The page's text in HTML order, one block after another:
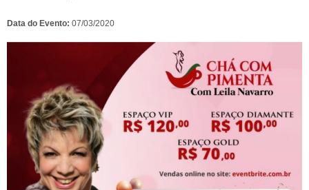
Data do Evento: 07/03/2020